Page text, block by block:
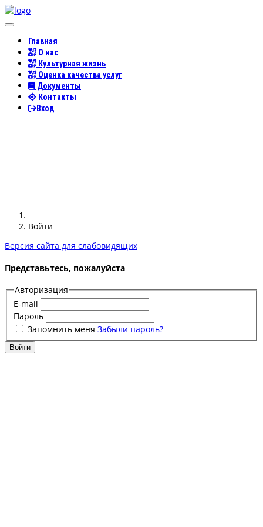
Меню сайта
Главная
О нас
Культурная жизнь
Оценка качества услуг
Документы
Контакты
Вход
Войти
Версия сайта для слабовидящих
Представьтесь, пожалуйста
Авторизация
E-mail
Пароль
Запомнить меня Забыли пароль?
Войти